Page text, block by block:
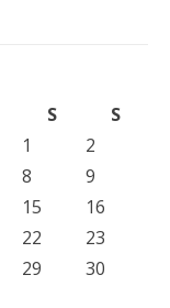
S
S
1
2
8
9
15
16
22
23
29
30